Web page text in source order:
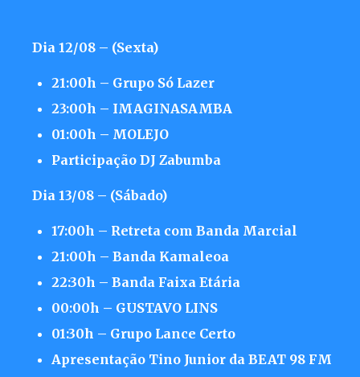
Dia 12/08 – (Sexta)
21:00h – Grupo Só Lazer
23:00h – IMAGINASAMBA
01:00h – MOLEJO
Participação DJ Zabumba
Dia 13/08 – (Sábado)
17:00h – Retreta com Banda Marcial
21:00h – Banda Kamaleoa
22:30h – Banda Faixa Etária
00:00h – GUSTAVO LINS
01:30h – Grupo Lance Certo
Apresentação Tino Junior da BEAT 98 FM